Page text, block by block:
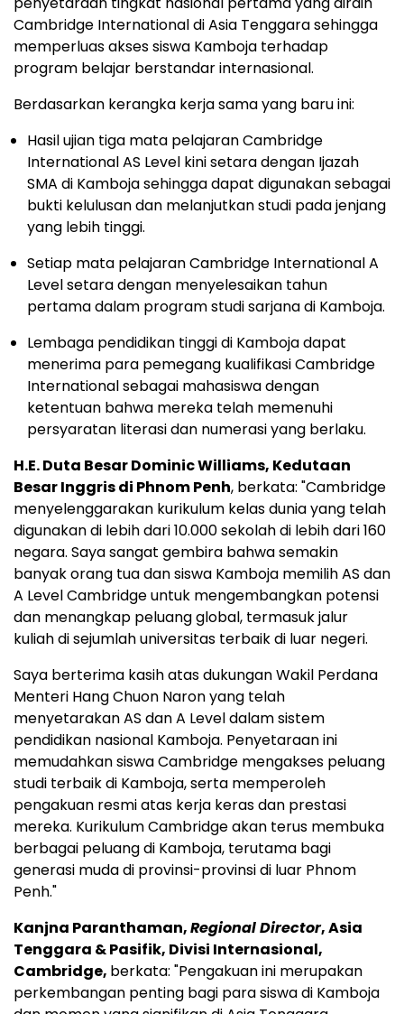
Cambridge International diAsia Tenggarasehingga
memperluas akses siswa Kamboja terhadap
program belajar berstandar internasional.
Berdasarkan kerangka kerja sama yang baru ini:
Hasil ujian tiga mata pelajaran Cambridge
International AS Level kini setara dengan Ijazah
SMA di Kamboja sehingga dapat digunakan sebagai
bukti kelulusan dan melanjutkan studi pada jenjang
yang lebih tinggi.
Setiap mata pelajaran Cambridge International A
Level setara dengan menyelesaikan tahun
pertama dalam program studi sarjana di Kamboja.
Lembaga pendidikan tinggi di Kamboja dapat
menerima para pemegang kualifikasi Cambridge
International sebagai mahasiswa dengan
ketentuan bahwa mereka telah memenuhi
persyaratan literasi dan numerasi yang berlaku.
H.E.Duta Besar Dominic Williams, Kedutaan
Besar Inggris di Phnom Penh, berkata: "Cambridge
menyelenggarakan kurikulum kelas dunia yang telah
digunakan di lebih dari 10.000 sekolah di lebih dari 160
negara. Saya sangat gembira bahwa semakin
banyak orang tua dan siswa Kamboja memilih AS dan
A Level Cambridge untuk mengembangkan potensi
dan menangkap peluang global, termasuk jalur
kuliah di sejumlah universitas terbaik di luar negeri.
Saya berterima kasih atas dukungan Wakil Perdana
Menteri Hang Chuon Naron yang telah
menyetarakan AS dan A Level dalam sistem
pendidikan nasional Kamboja. Penyetaraan ini
memudahkan siswaCambridge mengakses peluang
studi terbaik di Kamboja, serta memperoleh
pengakuan resmi atas kerja keras dan prestasi
mereka. Kurikulum Cambridge akan terus membuka
berbagai peluang di Kamboja, terutama bagi
generasi muda di provinsi-provinsi di luar Phnom
Penh."
Kanjna Paranthaman,Regional Director,Asia
Tenggara & Pasifik, Divisi Internasional,
Cambridge, berkata: "Pengakuan ini merupakan
perkembangan penting bagi para siswa di Kamboja